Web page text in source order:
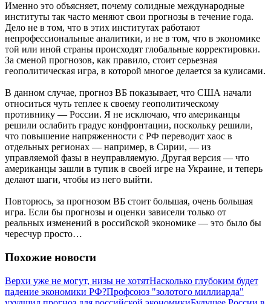
Именно это объясняет, почему солидные международные
институты так часто меняют свои прогнозы в течение года.
Дело не в том, что в этих институтах работают
непрофессиональные аналитики, и не в том, что в экономике
той или иной страны происходят глобальные корректировки.
За сменой прогнозов, как правило, стоит серьезная
геополитическая игра, в которой многое делается за кулисами.
В данном случае, прогноз ВБ показывает, что США начали
относиться чуть теплее к своему геополитическому
противнику — России. Я не исключаю, что американцы
решили ослабить градус конфронтации, поскольку решили,
что повышение напряженности с РФ переводит хаос в
отдельных регионах — например, в Сирии, — из
управляемой фазы в неуправляемую. Другая версия — что
американцы зашли в тупик в своей игре на Украине, и теперь
делают шаги, чтобы из него выйти.
Повторюсь, за прогнозом ВБ стоит большая, очень большая
игра. Если бы прогнозы и оценки зависели только от
реальных изменений в российской экономике — это было бы
чересчур просто…
Похожие новости
Верхи уже не могут, низы не хотятНасколько глубоким будет
падение экономики РФ?Профсоюз "золотого миллиарда"